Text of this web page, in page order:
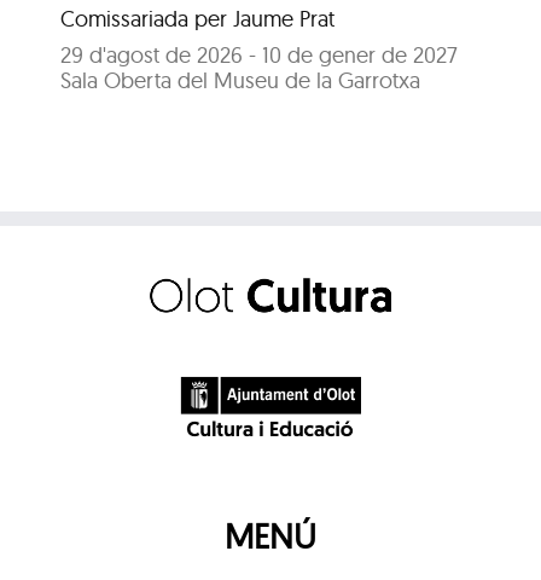
Comissariada per Jaume Prat
29 d'agost de 2026 - 10 de gener de 2027
Sala Oberta del Museu de la Garrotxa
MENÚ